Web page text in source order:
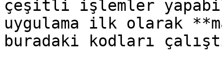
çeşitli işlemler
uygulama ilk olarak
buradaki kodları